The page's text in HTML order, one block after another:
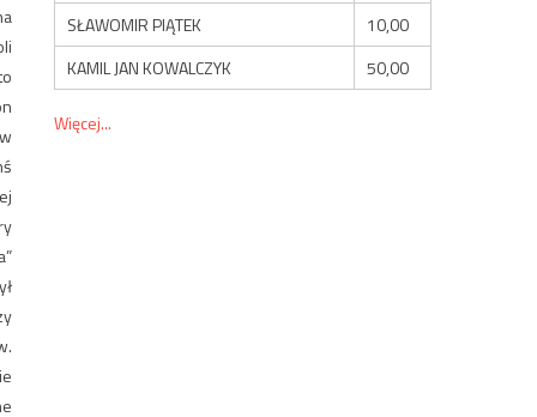
SŁAWOMIR PIĄTEK
10,00
KAMIL JAN KOWALCZYK
50,00
Więcej...